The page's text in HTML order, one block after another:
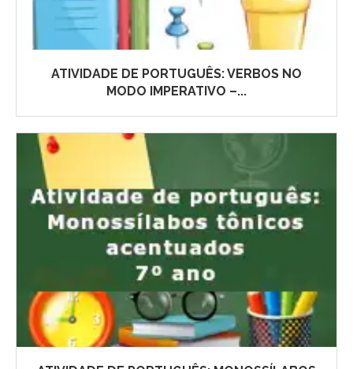
ATIVIDADE DE PORTUGUÊS: VERBOS NO
MODO IMPERATIVO –...